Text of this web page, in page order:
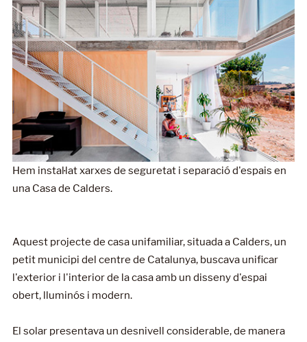
Hem instal·lat xarxes de seguretat i separació d'espais en
una Casa de Calders.
Aquest projecte de casa unifamiliar, situada a Calders, un
petit municipi del centre de Catalunya, buscava unificar
l'exterior i l'interior de la casa amb un disseny d'espai
obert, lluminós i modern.
El solar presentava un desnivell considerable, de manera